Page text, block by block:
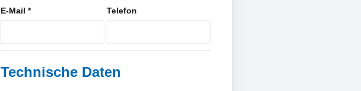
E-Mail* Telefon
Technische Daten